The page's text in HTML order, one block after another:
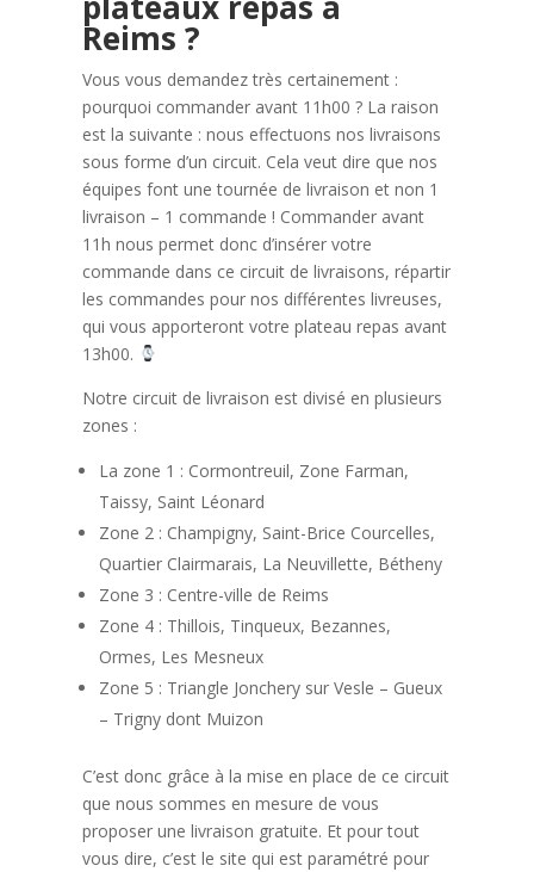
Reims ?
Vous vous demandez très certainement :
pourquoi commander avant 11h00 ? La raison
est la suivante : nous effectuons nos livraisons
sous forme d’un circuit. Cela veut dire que nos
équipes font une tournée de livraison et non 1
livraison – 1 commande ! Commander avant
11h nous permet donc d’insérer votre
commande dans ce circuit de livraisons, répartir
les commandes pour nos différentes livreuses,
qui vous apporteront votre plateau repas avant
13h00.
Notre circuit de livraison est divisé en plusieurs
zones :
La zone 1 : Cormontreuil, Zone Farman,
Taissy, Saint Léonard
Zone 2 : Champigny, Saint-Brice Courcelles,
Quartier Clairmarais, La Neuvillette, Bétheny
Zone 3 : Centre-ville de Reims
Zone 4 : Thillois, Tinqueux, Bezannes,
Ormes, Les Mesneux
Zone 5 : Triangle Jonchery sur Vesle – Gueux
– Trigny dont Muizon
C’est donc grâce à la mise en place de ce circuit
que nous sommes en mesure de vous
proposer une livraison gratuite. Et pour tout
vous dire, c’est le site qui est paramétré pour